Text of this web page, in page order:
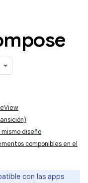
diseño
componibles en el
con las apps